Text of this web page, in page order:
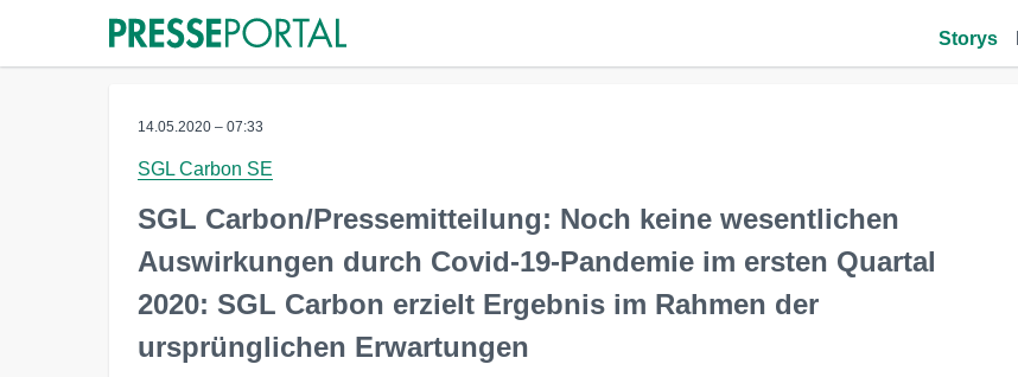
Storys
14.05.2020 – 07:33
SGL Carbon SE
SGL Carbon/Pressemitteilung: Noch keine wesentlichen
Auswirkungen durch Covid-19-Pandemie im ersten Quartal
2020: SGL Carbon erzielt Ergebnis im Rahmen der
ursprünglichen Erwartungen